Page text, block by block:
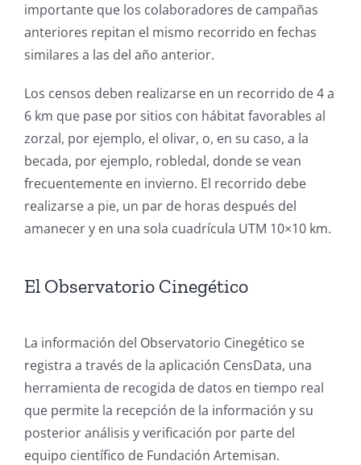
importante que los colaboradores de campañas
anteriores repitan el mismo recorrido en fechas
similares a las del año anterior.
Los censos deben realizarse en un recorrido de 4 a
6 km que pase por sitios con hábitat favorables al
zorzal, por ejemplo, el olivar, o, en su caso, a la
becada, por ejemplo, robledal, donde se vean
frecuentemente en invierno. El recorrido debe
realizarse a pie, un par de horas después del
amanecer y en una sola cuadrícula UTM 10×10 km.
El Observatorio Cinegético
La información del Observatorio Cinegético se
registra a través de la aplicación CensData, una
herramienta de recogida de datos en tiempo real
que permite la recepción de la información y su
posterior análisis y verificación por parte del
equipo científico de Fundación Artemisan.